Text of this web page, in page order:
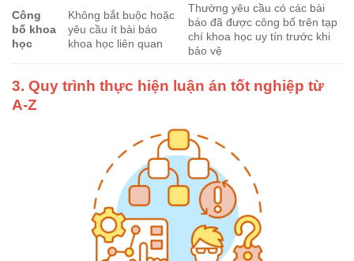
Công
bố khoa
học
Không bắt buộc hoặc
yêu cầu ít bài báo
khoa học liên quan
Thường yêu cầu có các bài
báo đã được công bố trên tạp
chí khoa học uy tín trước khi
bảo vệ
3. Quy trình thực hiện luận án tốt nghiệp từ
A-Z